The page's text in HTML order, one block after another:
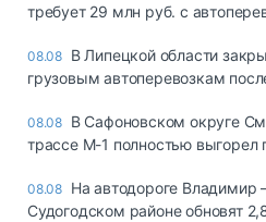
требует 29 млн руб. с
08.08 В Липецкой области
грузовым автоперевозкам
08.08 В Сафоновском округе
трассе М-1 полностью выгорел
08.08 На автодороге Владимир
Судогодском районе обновят